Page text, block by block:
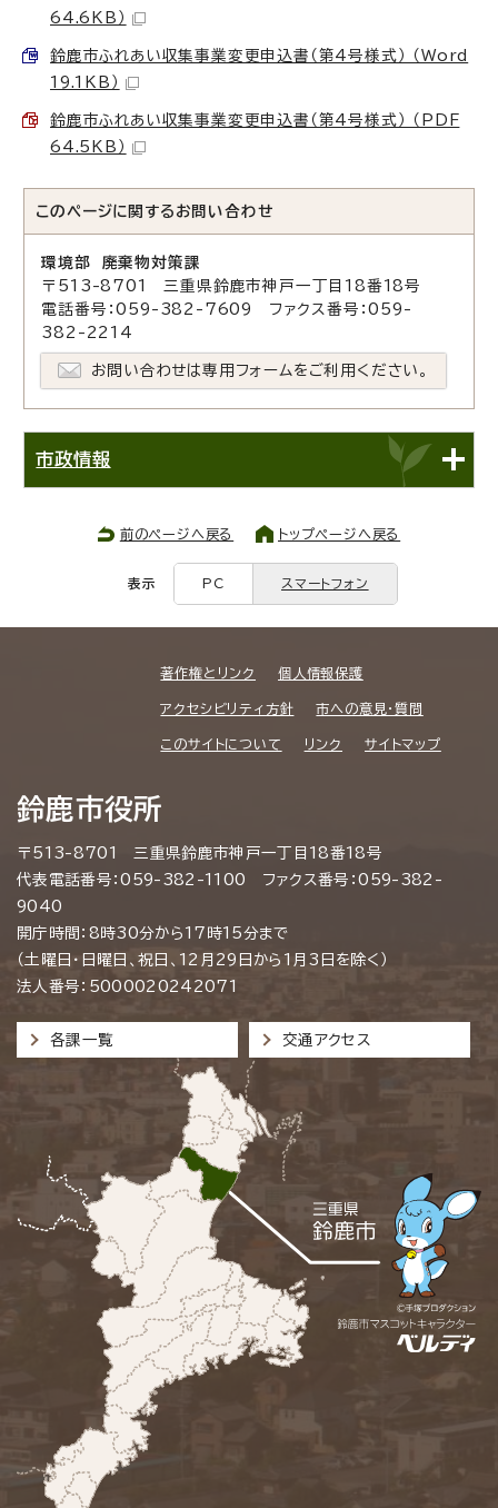
64.6KB）
鈴鹿市ふれあい収集事業変更申込書（第4号様式） （Word
19.1KB）
鈴鹿市ふれあい収集事業変更申込書（第4号様式） （PDF
64.5KB）
このページに関する お問い合わせ
環境部 廃棄物対策課
〒513-8701 三重県鈴鹿市神戸一丁目18番18号
電話番号：059-382-7609 ファクス番号：059-
382-2214
お問い合わせは専用フォームをご利用ください。
市政情報
前のページへ戻る トップページへ戻る
表示 PC スマートフォン
著作権とリンク 個人情報保護
アクセシビリティ方針 市への意見・質問
このサイトについて リンク サイトマップ
鈴鹿市役所
〒513-8701 三重県鈴鹿市神戸一丁目18番18号
代表電話番号：059-382-1100 ファクス番号：059-382-
9040
開庁時間：8時30分から17時15分まで
（土曜日・日曜日、祝日、12月29日から1月3日を除く）
法人番号：5000020242071
各課一覧 交通アクセス